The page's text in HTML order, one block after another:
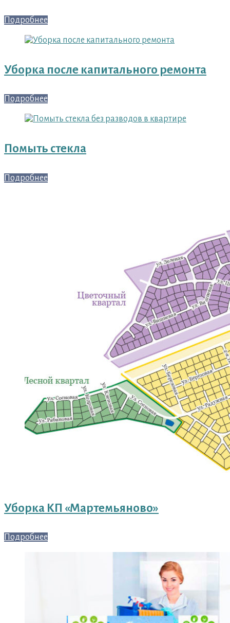
Подробнее
Уборка после капитального ремонта
Подробнее
Помыть стекла
Подробнее
Уборка КП «Мартемьяново»
Подробнее